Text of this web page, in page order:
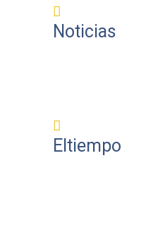
Noticias
Eltiempo